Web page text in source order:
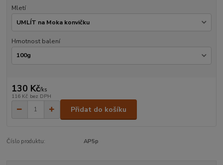
Mletí
Hmotnost balení
130 Kč/ks
116 Kč bez DPH
Přidat do košíku
Číslo produktu: AP5p